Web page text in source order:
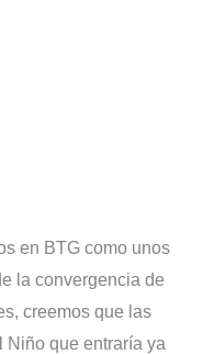
en BTG como unos
la convergencia de
creemos que las
Niño que entraría ya